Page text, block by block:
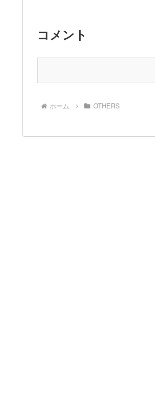
コメント
ホーム OTHERS